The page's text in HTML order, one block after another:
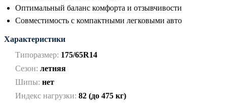
Оптимальный баланс комфорта и отзывчивости
Совместимость с компактными легковыми авто
Характеристики
Типоразмер: 175/65R14
Сезон: летняя
Шипы: нет
Индекс нагрузки: 82 (до 475 кг)